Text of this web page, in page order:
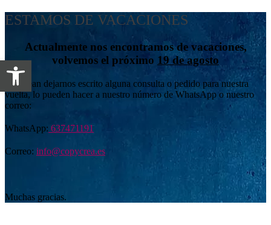
ESTAMOS DE VACACIONES
Actualmente nos encontramos de vacaciones,
volvemos el próximo 19 de agosto
Si desean dejarnos escrito alguna consulta o pedido para nuestra
vuelta, lo pueden hacer a nuestro número de WhatsApp o nuestro
correo:
WhatsApp: 637471191
Correo: info@copycrea.es
Muchas gracias.
Abrir barra de herramientas